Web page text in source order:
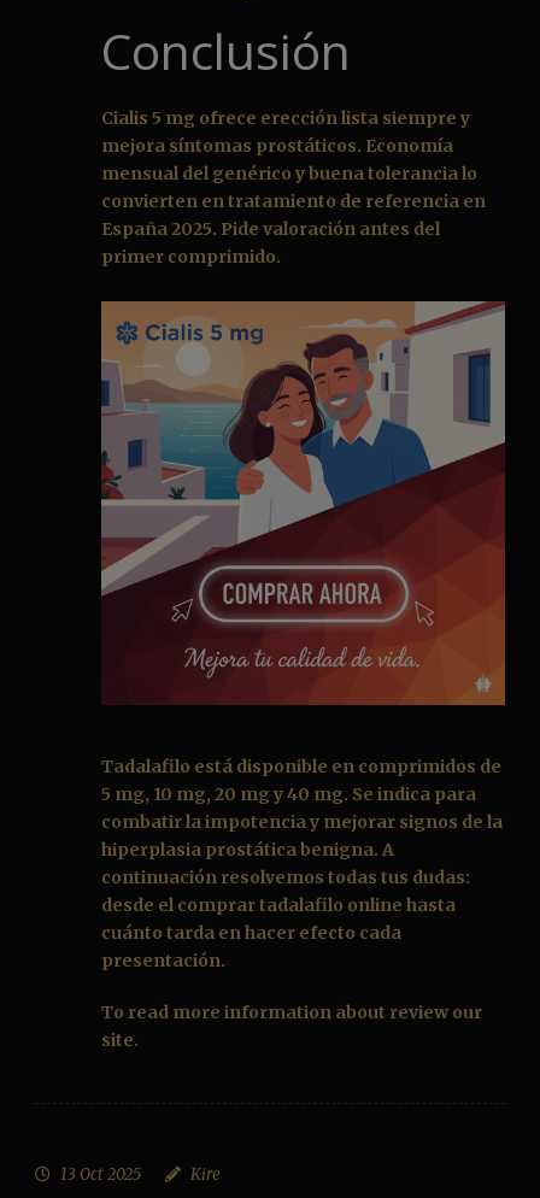
Conclusión
Cialis 5 mg ofrece erección lista siempre y
mejora síntomas prostáticos. Economía
mensual del genérico y buena tolerancia lo
convierten en tratamiento de referencia en
España 2025. Pide valoración antes del
primer comprimido.
Tadalafilo está disponible en comprimidos de
5 mg, 10 mg, 20 mg y 40 mg. Se indica para
combatir la impotencia y mejorar signos de la
hiperplasia prostática benigna. A
continuación resolvemos todas tus dudas:
desde el comprar tadalafilo online hasta
cuánto tarda en hacer efecto cada
presentación.
To read more information about review our
site.
13 Oct 2025 Kire